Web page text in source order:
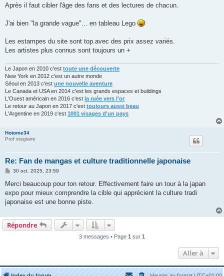
Après il faut cibler l'âge des fans et des lectures de chacun.
J'ai bien "la grande vague"... en tableau Lego
Les estampes du site sont top.avec des prix assez variés.
Les artistes plus connus sont toujours un +
Le Japon en 2010 c'est toute une découverte
New York en 2012 c'est un autre monde
Séoul en 2013 c'est une nouvelle aventure
Le Canada et USA en 2014 c'est les grands espaces et buildings
L'Ouest américain en 2016 c'est la ruée vers l'or
Le retour au Japon en 2017 c'est toujours aussi beau
L'Argentine en 2019 c'est 1001 visages d'un pays
Hotome34
Prof stagiaire
Re: Fan de mangas et culture traditionnelle japonaise
M
s
a
g
e
30 oct. 2025, 23:59
Merci beaucoup pour ton retour. Effectivement faire un tour à la japan
expo pour mieux comprendre la cible qui apprécient la culture tradi
japonaise est une bonne piste.
Répondre
3 messages • Page 1 sur 1
Aller à